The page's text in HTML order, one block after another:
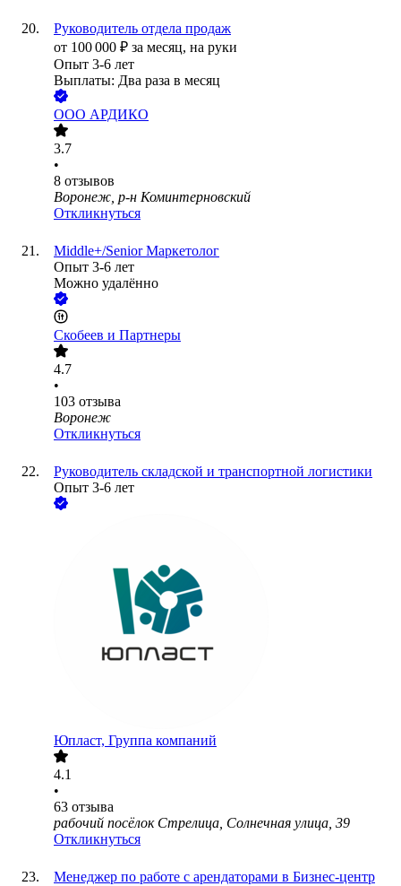
Руководитель отдела продаж
от 100 000 ₽ за месяц, на руки
Опыт 3-6 лет
Выплаты: Два раза в месяц
ООО АРДИКО
3.7
•
8 отзывов
Воронеж, р-н Коминтерновский
Откликнуться
Middle+/Senior Маркетолог
Опыт 3-6 лет
Можно удалённо
Скобеев и Партнеры
4.7
•
103 отзыва
Воронеж
Откликнуться
Руководитель складской и транспортной логистики
Опыт 3-6 лет
Юпласт, Группа компаний
4.1
•
63 отзыва
рабочий посёлок Стрелица, Солнечная улица, 39
Откликнуться
Менеджер по работе с арендаторами в Бизнес-центр